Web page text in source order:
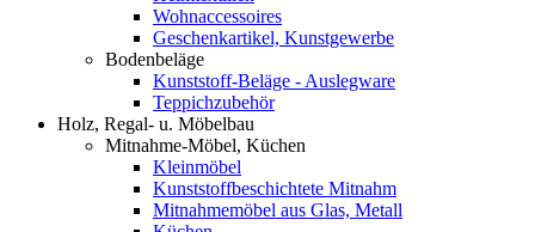
Wohnaccessoires
Geschenkartikel, Kunstgewerbe
Bodenbeläge
Kunststoff-Beläge - Auslegware
Teppichzubehör
Holz, Regal- u. Möbelbau
Mitnahme-Möbel, Küchen
Kleinmöbel
Kunststoffbeschichtete Mitnahm
Mitnahmemöbel aus Glas, Metall